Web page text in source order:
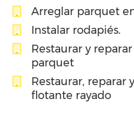
Arreglar parquet
Instalar rodapiés.
Restaurar y
parquet
Restaurar, reparar
flotante rayado